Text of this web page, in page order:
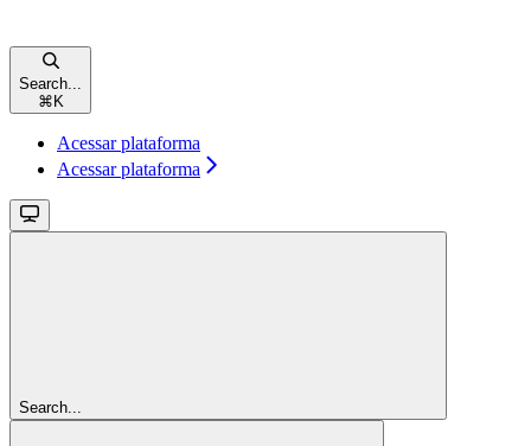
Search...
⌘ K
Acessar plataforma
Acessar plataforma
Search...